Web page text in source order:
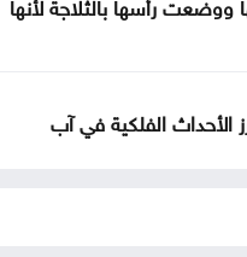
الأحداث الفلكية في آب